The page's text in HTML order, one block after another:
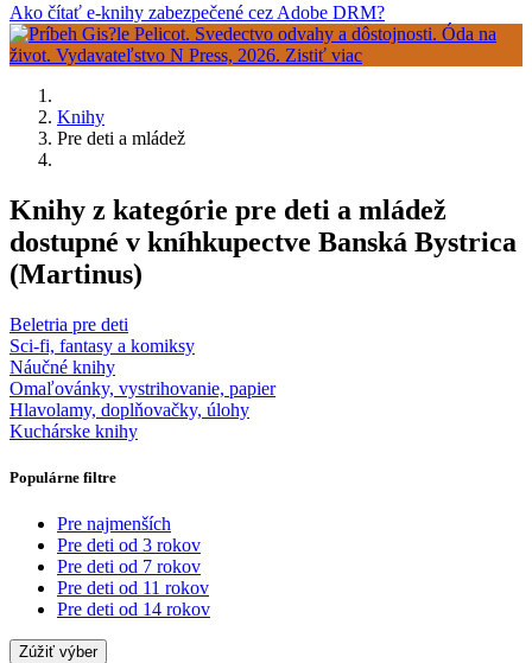
Ako čítať e-knihy zabezpečené cez Adobe DRM?
Knihy
Pre deti a mládež
Knihy z kategórie pre deti a mládež
dostupné v kníhkupectve Banská Bystrica
(Martinus)
Beletria pre deti
Sci-fi, fantasy a komiksy
Náučné knihy
Omaľovánky, vystrihovanie, papier
Hlavolamy, doplňovačky, úlohy
Kuchárske knihy
Populárne filtre
Pre najmenších
Pre deti od 3 rokov
Pre deti od 7 rokov
Pre deti od 11 rokov
Pre deti od 14 rokov
Zúžiť výber